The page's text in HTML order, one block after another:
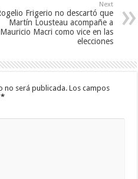
Next
Frigerio no descartó que
Martín Lousteau acompañe a
Mauricio Macri como vice en las
elecciones
no será publicada. Los campos
*